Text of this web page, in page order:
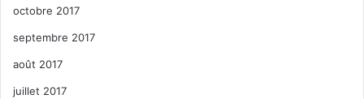
octobre 2017
septembre 2017
août 2017
juillet 2017